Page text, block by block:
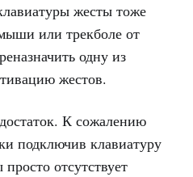
жесты тоже
или трекболе от
одну из
жестов.
К сожалению
подключив клавиатуру
отсутствует